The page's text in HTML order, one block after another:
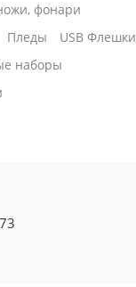
фонари
Пледы
USB Флешки
наборы